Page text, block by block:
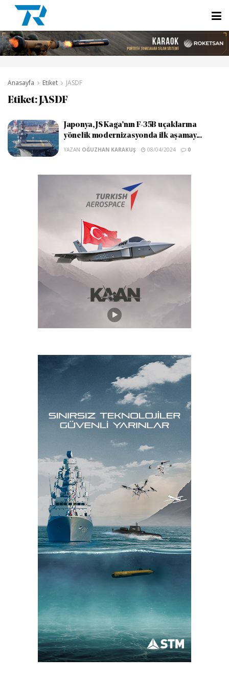
Anasayfa Etiket JASDF
Etiket: JASDF
Japonya, JS Kaga’nın F-35B uçaklarına
yönelik modernizasyonda ilk aşamay...
YAZAN OĞUZHAN KARAKUŞ 08/04/2024 0